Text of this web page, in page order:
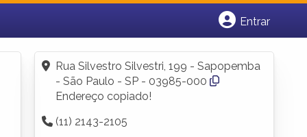
Entrar
Fazer login
Criar conta
Rua Silvestro Silvestri, 199 - Sapopemba
- São Paulo - SP - 03985-000
Endereço copiado!
(11) 2143-2105